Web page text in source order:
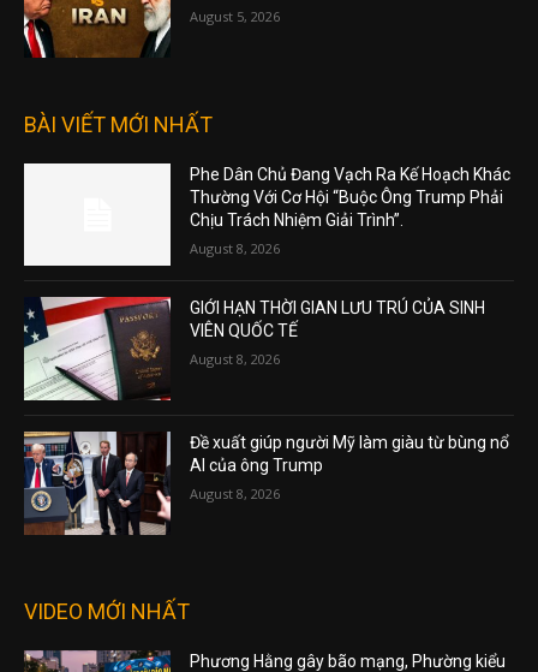
August 5, 2026
BÀI VIẾT MỚI NHẤT
Phe Dân Chủ Đang Vạch Ra Kế Hoạch Khác
Thường Với Cơ Hội “Buộc Ông Trump Phải
Chịu Trách Nhiệm Giải Trình”.
August 8, 2026
GIỚI HẠN THỜI GIAN LƯU TRÚ CỦA SINH
VIÊN QUỐC TẾ
August 8, 2026
Đề xuất giúp người Mỹ làm giàu từ bùng nổ
AI của ông Trump
August 8, 2026
VIDEO MỚI NHẤT
Phương Hằng gây bão mạng, Phường kiểu